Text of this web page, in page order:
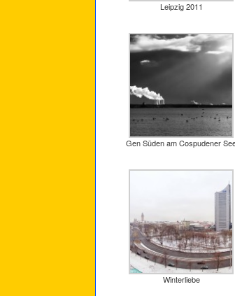
Leipzig 2011
Gen Süden am Cospudener
Winterliebe